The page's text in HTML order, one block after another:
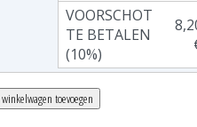
VOORSCHOT
TE BETALEN
(10%)